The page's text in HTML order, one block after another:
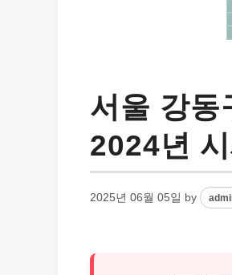
서울 강동
2024년
2025년 06월 05일 by